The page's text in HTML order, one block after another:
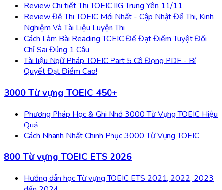
Review Chi tiết Thi TOEIC IIG Trung Yên 11/11
Review Đề Thi TOEIC Mới Nhất - Cập Nhật Đề Thi, Kinh
Nghiệm Và Tài Liệu Luyện Thi
Cách Làm Bài Reading TOEIC Để Đạt Điểm Tuyệt Đối
Chỉ Sai Đúng 1 Câu
Tài liệu Ngữ Pháp TOEIC Part 5 Cô Đọng PDF - Bí
Quyết Đạt Điểm Cao!
3000 Từ vựng TOEIC 450+
Phương Pháp Học & Ghi Nhớ 3000 Từ Vựng TOEIC Hiệu
Quả
Cách Nhanh Nhất Chinh Phục 3000 Từ Vựng TOEIC
800 Từ vựng TOEIC ETS 2026
Hướng dẫn học Từ vựng TOEIC ETS 2021, 2022, 2023